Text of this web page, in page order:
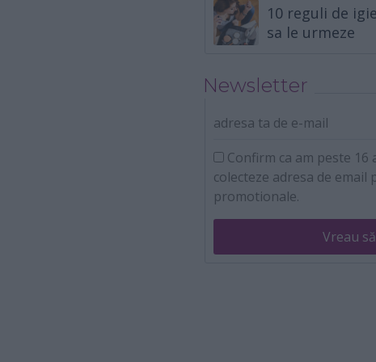
10 reguli de
sa le urmeze
Newsletter
adresa ta de e-mail
Confirm ca am peste 16
colecteze adresa de
promotionale.
Vreau